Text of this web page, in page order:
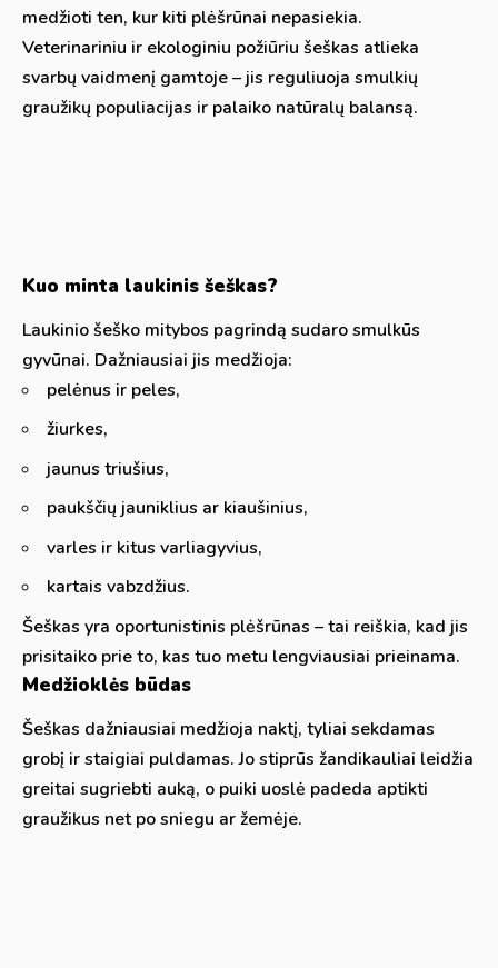
medžioti ten, kur kiti plėšrūnai nepasiekia.
Veterinariniu ir ekologiniu požiūriu šeškas atlieka
svarbų vaidmenį gamtoje – jis reguliuoja smulkių
graužikų populiacijas ir palaiko natūralų balansą.
Kuo minta laukinis šeškas?
Laukinio šeško mitybos pagrindą sudaro smulkūs
gyvūnai. Dažniausiai jis medžioja:
pelėnus ir peles,
žiurkes,
jaunus triušius,
paukščių jauniklius ar kiaušinius,
varles ir kitus varliagyvius,
kartais vabzdžius.
Šeškas yra oportunistinis plėšrūnas – tai reiškia, kad jis
prisitaiko prie to, kas tuo metu lengviausiai prieinama.
Medžioklės būdas
Šeškas dažniausiai medžioja naktį, tyliai sekdamas
grobį ir staigiai puldamas. Jo stiprūs žandikauliai leidžia
greitai sugriebti auką, o puiki uoslė padeda aptikti
graužikus net po sniegu ar žemėje.